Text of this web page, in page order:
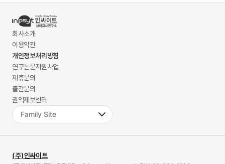
회사소개
이용약관
개인정보처리방침
연구논문지원사업
제휴문의
출간문의
권익제보센터
(주)인싸이트